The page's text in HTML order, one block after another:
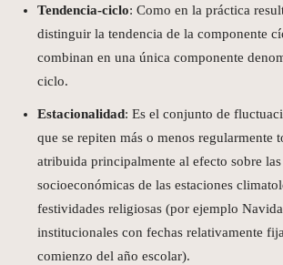
Tendencia-ciclo: Como en la práctica
distinguir la tendencia de la componente
combinan en una única componente
ciclo.
Estacionalidad: Es el conjunto de
que se repiten más o menos regularmente
atribuida principalmente al efecto sobre
socioeconómicas de las estaciones
festividades religiosas (por ejemplo
institucionales con fechas relativamente
comienzo del año escolar).